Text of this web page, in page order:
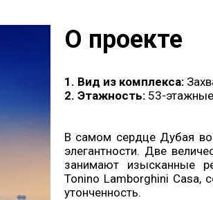
О проекте
1. Вид из комплекса:
2. Этажность: 53-
В самом сердце Дубая
элегантности. Две
занимают изысканные
Tonino Lamborghini Casa,
утонченность.